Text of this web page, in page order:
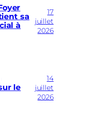
sa
à
17
juillet
2026
le
14
juillet
2026